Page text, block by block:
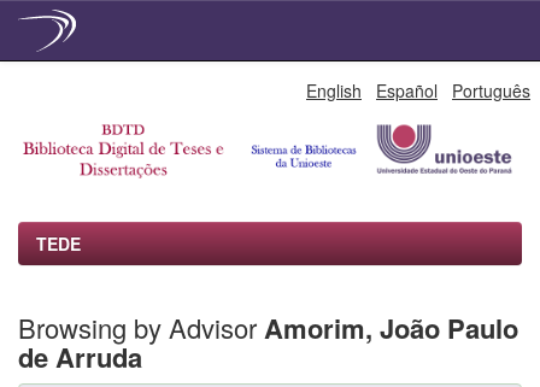
English Español Português
TEDE
Browsing by AdvisorAmorim, João Paulo
de Arruda